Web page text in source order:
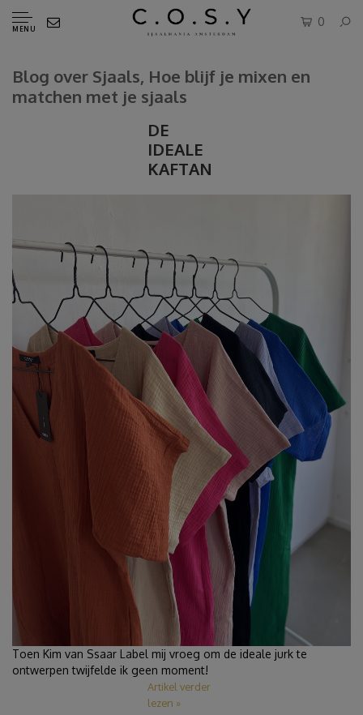
MENU
0
Blog over Sjaals, Hoe blijf je mixen en
matchen met je sjaals
DE
IDEALE
KAFTAN
Toen Kim van Ssaar Label mij vroeg om de ideale jurk te
ontwerpen twijfelde ik geen moment!
Artikel verder
lezen »